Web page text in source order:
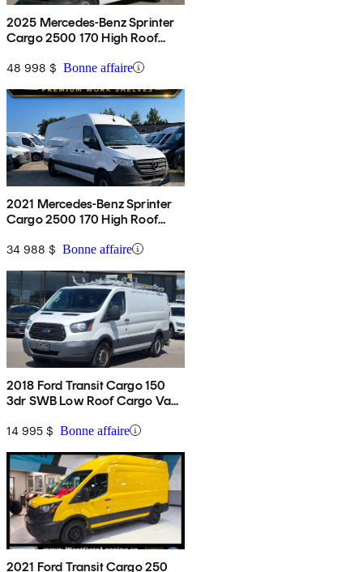
2025 Mercedes-Benz Sprinter
Cargo 2500 170 High Roof
48 998 $ Bonne affaire
2021 Mercedes-Benz Sprinter
Cargo 2500 170 High Roof
34 988 $ Bonne affaire
2018 Ford Transit Cargo 150
3dr SWB Low Roof Cargo Van
Doors
14 995 $ Bonne affaire
2021 Ford Transit Cargo 250